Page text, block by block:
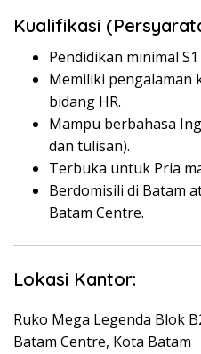
Kualifikasi
Pendidikan minimal S1
Memiliki pengalaman
bidang HR.
Mampu berbahasa
dan tulisan).
Terbuka untuk Pria
Berdomisili di Batam
Batam Centre.
Lokasi Kantor:
Ruko Mega Legenda Blok
Batam Centre, Kota Batam